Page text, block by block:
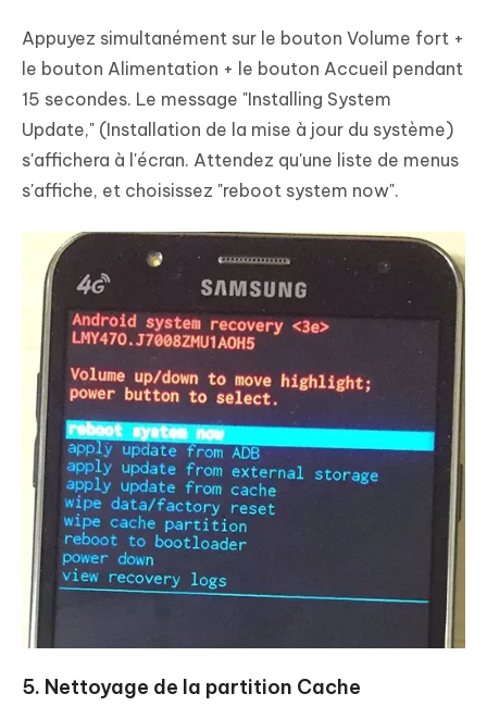
Appuyez simultanément sur le bouton Volume fort +
le bouton Alimentation + le bouton Accueil pendant
15 secondes. Le message "Installing System
Update," (Installation de la mise à jour du système)
s'affichera à l'écran. Attendez qu'une liste de menus
s'affiche, et choisissez "reboot system now".
5. Nettoyage de la partition Cache